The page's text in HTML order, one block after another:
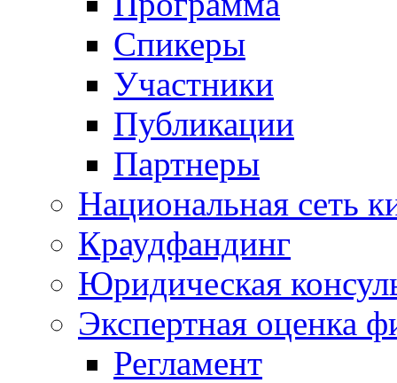
Спикеры
Участники
Публикации
Партнеры
Национальная сеть
Краудфандинг
Юридическая
Экспертная оценка
Регламент